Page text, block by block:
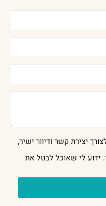
יצירת קשר ודיוור ישיר,
לי שאוכל לבטל את